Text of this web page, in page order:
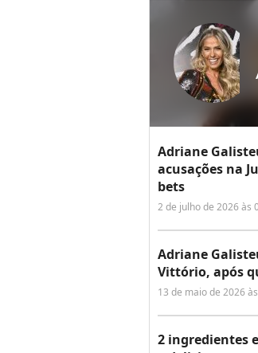
Adriane
acusações na
bets
2 de julho de 2026 às
Adriane
Vittório, após
13 de maio de 2026
2 ingredientes